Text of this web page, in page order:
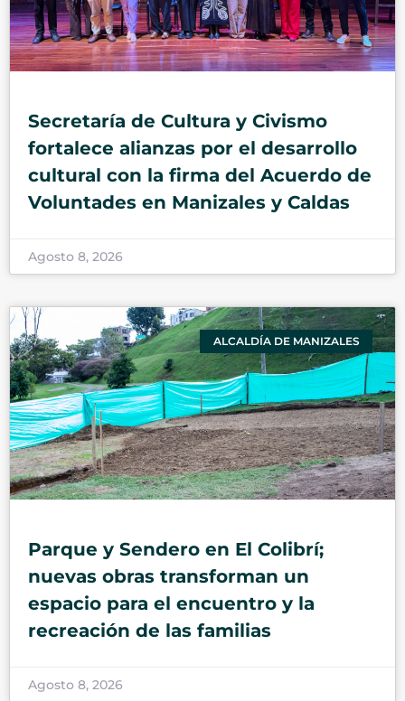
Secretaría de Cultura y Civismo
fortalece alianzas por el desarrollo
cultural con la firma del Acuerdo de
Voluntades en Manizales y Caldas
Agosto 8, 2026
ALCALDÍA DE MANIZALES
Parque y Sendero en El Colibrí;
nuevas obras transforman un
espacio para el encuentro y la
recreación de las familias
Agosto 8, 2026